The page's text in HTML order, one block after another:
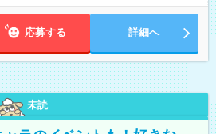
応募する 詳細へ
未読